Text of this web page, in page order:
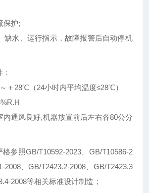
保护;
缺水、运行指示，故障报警后自动停机
＋28℃（24小时内平均温度≤28℃）
内通风良好,机器放置前后左右各80公分
参照GB/T10592-2023、GB/T10586-2
2008、GB/T2423.2-2008、GB/T2423.3
2008等相关标准设计制造；